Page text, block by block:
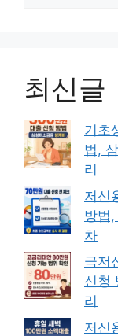
최신글
기초
법,
리
저신
방법
차
극저
신청
리
저신